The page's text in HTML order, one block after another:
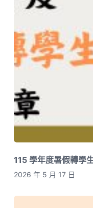
115 學年度暑假轉學
2026 年 5 月 17 日